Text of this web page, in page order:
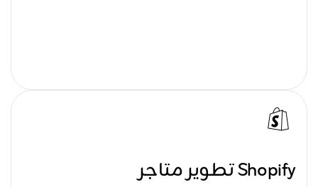
Shopify تطوير متاجر